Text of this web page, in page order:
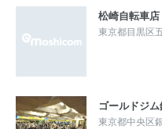
松崎自転車店
東京都目黒区
ゴールドジ
東京都中央区